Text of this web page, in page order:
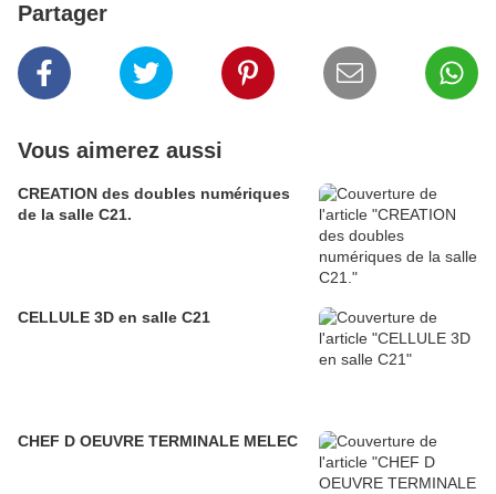
Partager
Vous aimerez aussi
CREATION des doubles numériques
de la salle C21.
CELLULE 3D en salle C21
CHEF D OEUVRE TERMINALE MELEC